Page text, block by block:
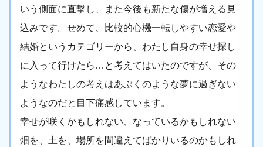
いう側面に直撃し、また今後も新たな傷が増える見
込みです。せめて、比較的心機一転しやすい恋愛や
結婚というカテゴリーから、わたし自身の幸せ探し
に入って行けたら…と考えてはいたのですが、その
ようなわたしの考えはあぶくのような夢に過ぎない
ようなのだと目下痛感しています。
幸せが咲くかもしれない、なっているかもしれない
畑を、土を、場所を間違えてばかりいるのかもしれ